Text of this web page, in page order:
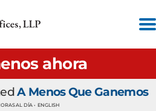
ahora
A Menos Que Ganemos
AL DÍA • ENGLISH